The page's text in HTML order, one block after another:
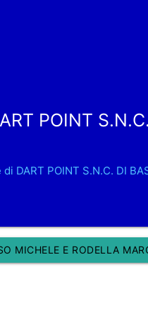
POINT
DART POINT S.N.C. DI
MICHELE E RODELLA